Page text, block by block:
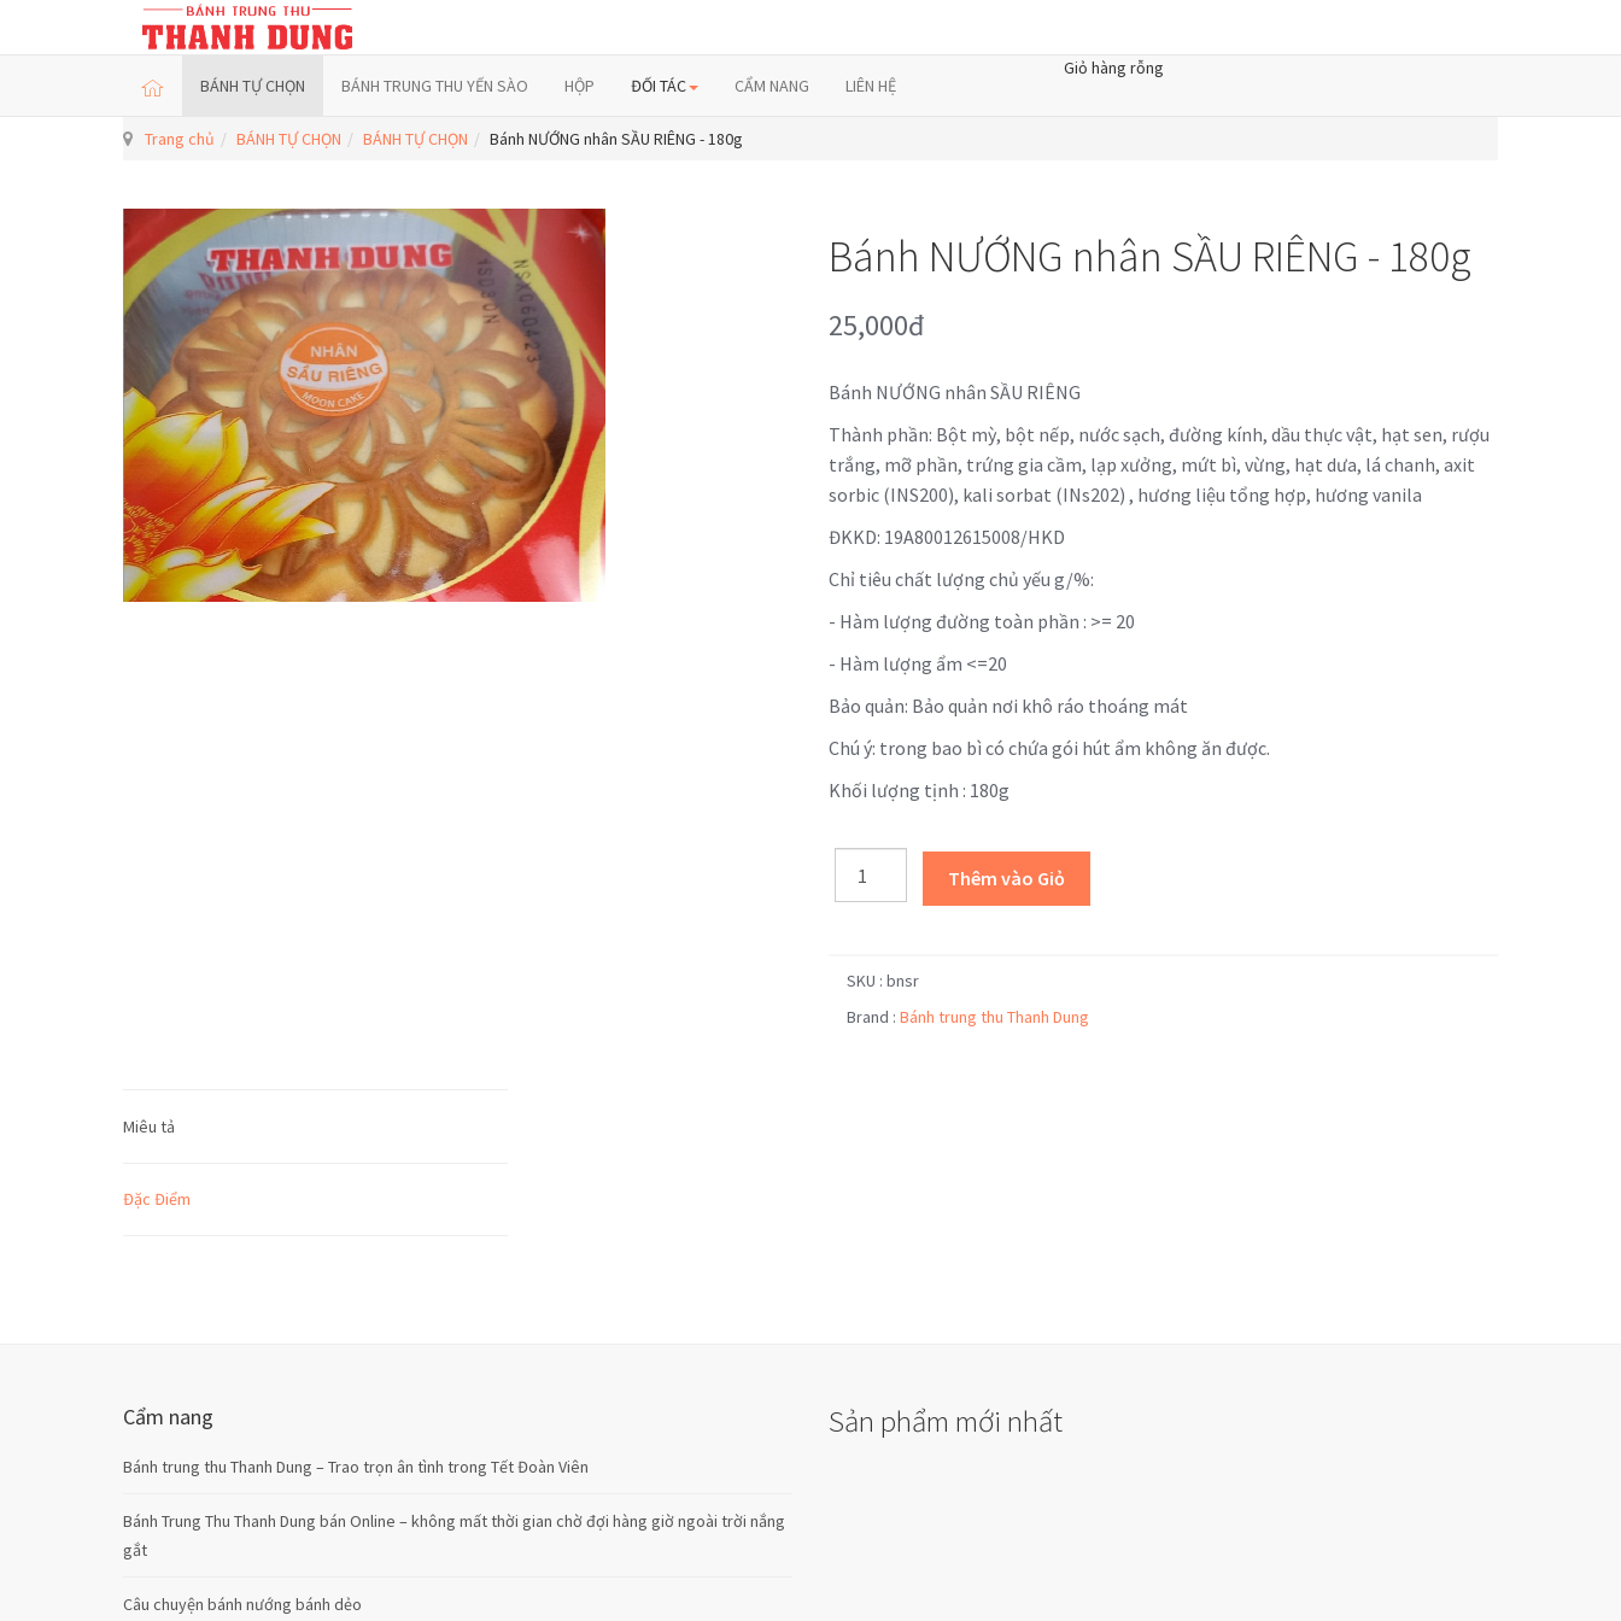
BÁNH TỰ CHỌN BÁNH TRUNG THU YẾN SÀO HỘP ĐỐI TÁC CẨM NANG LIÊN HỆ
Giỏ hàng rỗng
Trang chủ BÁNH TỰ CHỌN BÁNH TỰ CHỌN Bánh NƯỚNG nhân SẦU RIÊNG - 180g
Bánh NƯỚNG nhân SẦU RIÊNG - 180g
25,000đ
Bánh NƯỚNG nhân SẦU RIÊNG
Thành phần: Bột mỳ, bột nếp, nước sạch, đường kính, dầu thực vật, hạt sen, rượu
trắng, mỡ phần, trứng gia cầm, lạp xưởng, mứt bì, vừng, hạt dưa, lá chanh, axit
sorbic (INS200), kali sorbat (INs202) , hương liệu tổng hợp, hương vanila
ĐKKD: 19A80012615008/HKD
Chỉ tiêu chất lượng chủ yếu g/%:
- Hàm lượng đường toàn phần : >= 20
- Hàm lượng ẩm <=20
Bảo quản: Bảo quản nơi khô ráo thoáng mát
Chú ý: trong bao bì có chứa gói hút ẩm không ăn được.
Khối lượng tịnh : 180g
SKU : bnsr
Brand : Bánh trung thu Thanh Dung
Miêu tả
Đặc Điểm
Cẩm nang
Bánh trung thu Thanh Dung – Trao trọn ân tình trong Tết Đoàn Viên
Bánh Trung Thu Thanh Dung bán Online – không mất thời gian chờ đợi hàng giờ ngoài trời nắng
gắt
Câu chuyện bánh nướng bánh dẻo
Sản phẩm mới nhất